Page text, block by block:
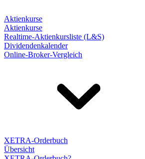
Aktienkurse
Aktienkurse
Realtime-Aktienkursliste (L&S)
Dividendenkalender
Online-Broker-Vergleich
XETRA-Orderbuch
Übersicht